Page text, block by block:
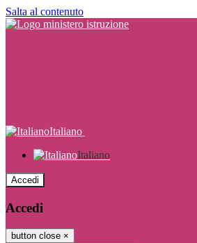
Salta al contenuto
Italiano
Italiano
Accedi
Accedi
button close ×